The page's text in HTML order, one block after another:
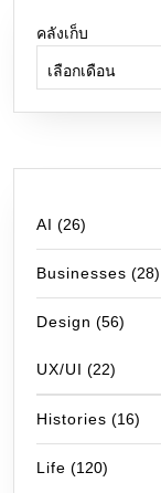
คลังเก็บ
AI (26)
Businesses (28)
Design (56)
UX/UI (22)
Histories (16)
Life (120)